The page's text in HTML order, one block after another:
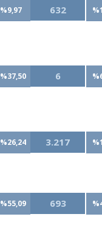
%9,97 632
%37,50 6
%26,24 3.217
%55,09 693